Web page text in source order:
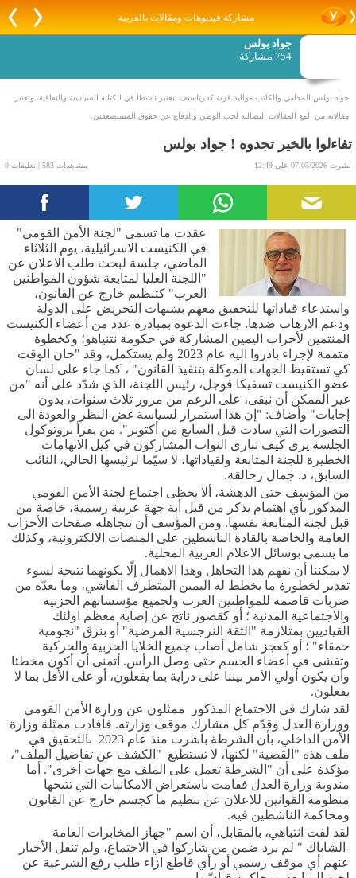
مشاركة فيديوهات ومقالات بالعربية
جواد بولس
754 مشاركة
جواد بولس المحامي والكاتب مواليد قرية كفرياسيف. يعتبر ناشطا في الكتابة السياسية والثقافية، وتعتبر
مقالاتة من المع المقالات النضالية لحب الوطن والدفاع عن حقوق المستضعفين.
تفاءلوا بالخير تجدوه ! جواد بولس
نشرت 07/05/2026 على 12:49 مشاهدات 583 | تعليقات 0
عقدت ما تسمى "لجنة الأمن القومي"
في الكنيست الاسرائيلية، يوم الثلاثاء
الماضي، جلسة لبحث طلب الاعلان عن
"اللجنة العليا لمتابعة شؤون المواطنين
العرب" كتنظيم خارج عن القانون،
واستدعاء قياداتها للتحقيق معهم بشبهات التحريض على الدولة
ودعم الارهاب ضدها. جاءت الدعوة بمبادرة عدد من أعضاء الكنيست
المنتمين لأحزاب اليمين المشاركة في حكومة نتنياهو؛ وكخطوة
متممة لإجراء بادروا اليه عام 2023 ولم يستكمل، وقد "حان الوقت
كي تستقيظ الجهات الموكلة بتنفيذ القانون" ، كما جاء على لسان
عضو الكنيست تسفيكا فوجل، رئيس اللجنة، الذي شدّد على أنه "من
غير الممكن أن نبقى، على الرغم من مرور ثلاث سنوات، بدون
إجابات" وأضاف: "إن هذا استمرار لسياسة غض النظر والعودة الى
التصورات التي سادت قبل السابع من أكتوبر". من يقرأ بروتوكول
الجلسة يرى كيف تبارى النواب المشاركون في كيل الاتهامات
الخطيرة للجنة المتابعة ولقياداتها، لا سيّما لرئيسها الحالي، النائب
السابق، د. جمال زحالقة.
من المؤسف حتى الدهشة، ألا يحظى اجتماع لجنة الأمن القومي
المذكور بأي اهتمام يذكر من قبل أية جهة عربية رسمية، خاصة من
قبل لجنة المتابعة نفسها. ومن المؤسف أن تتجاهله صفحات الأحزاب
العامة والخاصة بالقادة الناشطين على المنصات الالكترونية، وكذلك
ما يسمى بوسائل الاعلام العربية المحلية.
لا يمكننا أن نفهم هذا التجاهل وهذا الاهمال إلّا بكونهما نتيجة لسوء
تقدير لخطورة ما يخطط له اليمين المتطرف الفاشي، وما يعدّه من
ضربات قاصمة للمواطنين العرب ولجميع مؤسساتهم الحزبية
والاجتماعية المدنية ؛ أو كقصور ناتج عن إصابة معظم اولئك
القياديين بمتلازمة "الثقة النرجسية المرضية" أو بنزق "نجومية
حمقاء" ؛ أو كعجز شامل أصاب جميع الخلايا الحزبية والحركية
وتفشى في أعضاء الجسم حتى وصل الرأس. أتمنى أن أكون مخطئا
وأن يكون أولي الأمر بيننا على دراية بما يفعلون، أو على الأقل بما لا
يفعلون.
لقد شارك في الاجتماع المذكور ممثلون عن وزارة الأمن القومي
ووزارة العدل وقدّم كل مشارك موقف وزارته. فأفادت ممثلة وزارة
الأمن الداخلي، بأن الشرطة باشرت منذ عام 2023 بالتحقيق في
ملف هذه "القضية" لكنها، لا تستطيع "الكشف عن تفاصيل الملف"،
مؤكدة على أن "الشرطة تعمل على الملف مع جهات أخرى". أما
مندوبة وزارة العدل فقامت باستعراض الامكانيات التي تتيحها
منظومة القوانين للاعلان عن تنظيم ما كجسم خارج عن القانون
ومحاكمة الناشطين فيه.
لقد لفت انتباهي، بالمقابل، أن اسم "جهاز المخابرات العامة
-الشاباك " لم يرد ضمن من شاركوا في الاجتماع، ولم تنقل الأخبار
عنهم أي موقف رسمي أو رأي قاطع ازاء طلب رفع الشرعية عن